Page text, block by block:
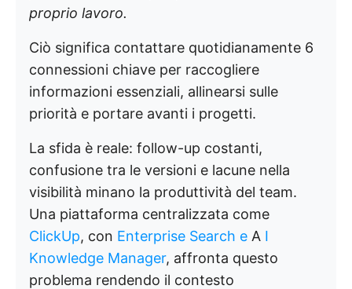
proprio lavoro.
Ciò significa contattare quotidianamente 6
connessioni chiave per raccogliere
informazioni essenziali, allinearsi sulle
priorità e portare avanti i progetti.
La sfida è reale: follow-up costanti,
confusione tra le versioni e lacune nella
visibilità minano la produttività del team.
Una piattaforma centralizzata come
ClickUp, con Enterprise Search e A I
Knowledge Manager, affronta questo
problema rendendo il contesto